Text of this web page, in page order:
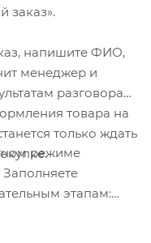
заказ».
напишите ФИО,
менеджер и
разговора
товара на
только ждать
режиме
этапам: